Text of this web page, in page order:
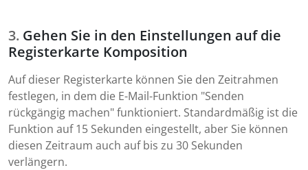
Gehen Sie in den Einstellungen auf die
Registerkarte Komposition
Auf dieser Registerkarte können Sie den Zeitrahmen
festlegen, in dem die E-Mail-Funktion "Senden
rückgängig machen" funktioniert. Standardmäßig ist die
Funktion auf 15 Sekunden eingestellt, aber Sie können
diesen Zeitraum auch auf bis zu 30 Sekunden
verlängern.